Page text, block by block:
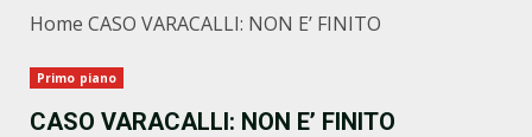
Home CASO VARACALLI: NON E’ FINITO
Primo piano
CASO VARACALLI: NON E’ FINITO